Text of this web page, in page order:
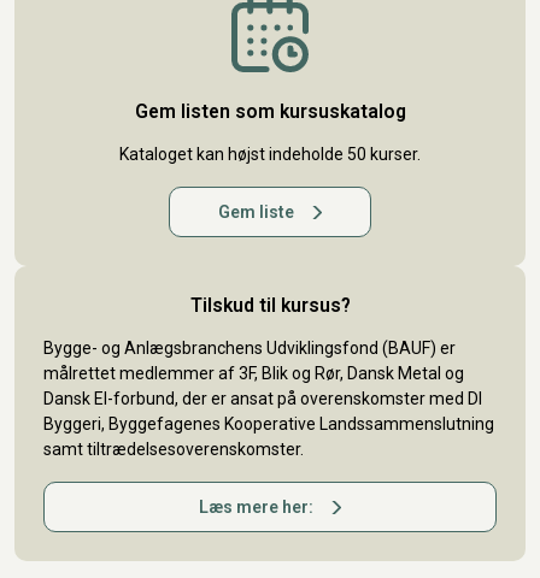
Gem listen som kursuskatalog
Kataloget kan højst indeholde 50 kurser.
Gem liste
Tilskud til kursus?
Bygge- og Anlægsbranchens Udviklingsfond (BAUF) er
målrettet medlemmer af 3F, Blik og Rør, Dansk Metal og
Dansk El-forbund, der er ansat på overenskomster med DI
Byggeri, Byggefagenes Kooperative Landssammenslutning
samt tiltrædelsesoverenskomster.
Læs mere her: